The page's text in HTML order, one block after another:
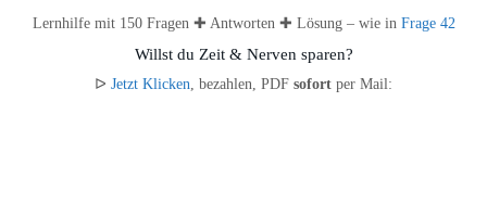
Lernhilfe mit 150 Fragen ✚ Antworten ✚ Lösung – wie in Frage 42
Willst du Zeit & Nerven sparen?
ᐅ Jetzt Klicken , bezahlen, PDF sofort per Mail: